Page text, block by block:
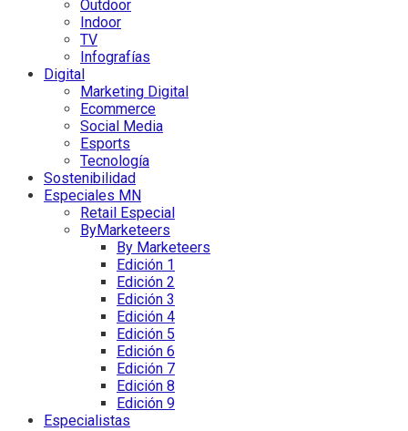
Outdoor
Indoor
TV
Infografías
Digital
Marketing Digital
Ecommerce
Social Media
Esports
Tecnología
Sostenibilidad
Especiales MN
Retail Especial
ByMarketeers
By Marketeers
Edición 1
Edición 2
Edición 3
Edición 4
Edición 5
Edición 6
Edición 7
Edición 8
Edición 9
Especialistas